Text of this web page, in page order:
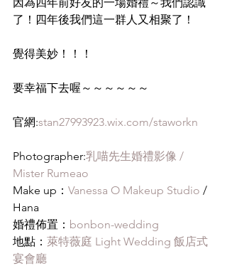
了！四年後我們這一群人又相聚了！
覺得美妙！！！
要幸福下去喔～～～～～～
官網:stan27993923.wix.com/staworkn
Photographer:乳喵先生婚禮影像 /
Mister Rumeao
Make up： Vanessa O Makeup Studio /
Hana
婚禮佈置： bonbon-wedding
地點： 萊特薇庭 Light Wedding 飯店式
宴會廳